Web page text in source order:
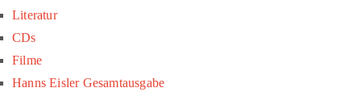
Literatur
CDs
Filme
Hanns Eisler Gesamtausgabe